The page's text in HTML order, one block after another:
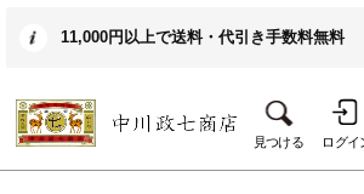
11,000円以上で送料・代引き手数料無料
見つける ログイ